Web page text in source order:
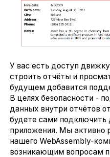
У вас есть доступ
строить отчёты и
будущем добавится
В целях безопасности -
данных внутри отчётов
будете сами подключить
приложения. Мы активно
нашего WebAssembly-
возникающим вопросам